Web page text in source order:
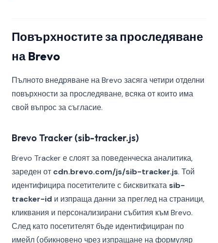
Повърхностите за проследяване
на Brevo
Пълното внедряване на Brevo засяга четири отделни
повърхности за проследяване, всяка от които има
свой въпрос за съгласие.
Brevo Tracker (sib-tracker.js)
Brevo Tracker е слоят за поведенческа аналитика,
зареден от cdn.brevo.com/js/sib-tracker.js. Той
идентифицира посетителите с бисквиткатаsib-
tracker-id и изпраща данни за преглед на страници,
кликвания и персонализирани събития към Brevo.
След като посетителят бъде идентифициран по
имейл (обикновено чрез изпращане на формуляр